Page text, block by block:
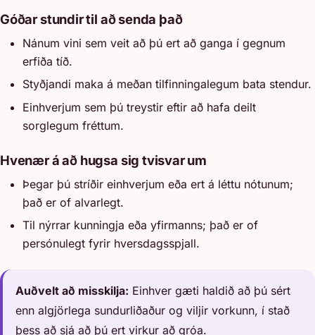
Góðar stundir til að senda það
Nánum vini sem veit að þú ert að ganga í gegnum
erfiða tíð.
Styðjandi maka á meðan tilfinningalegum bata stendur.
Einhverjum sem þú treystir eftir að hafa deilt
sorglegum fréttum.
Hvenær á að hugsa sig tvisvar um
Þegar þú stríðir einhverjum eða ert á léttu nótunum;
það er of alvarlegt.
Til nýrrar kunningja eða yfirmanns; það er of
persónulegt fyrir hversdagsspjall.
Auðvelt að misskilja: Einhver gæti haldið að þú sért
enn algjörlega sundurliðaður og viljir vorkunn, í stað
þess að sjá að þú ert virkur að gróa.